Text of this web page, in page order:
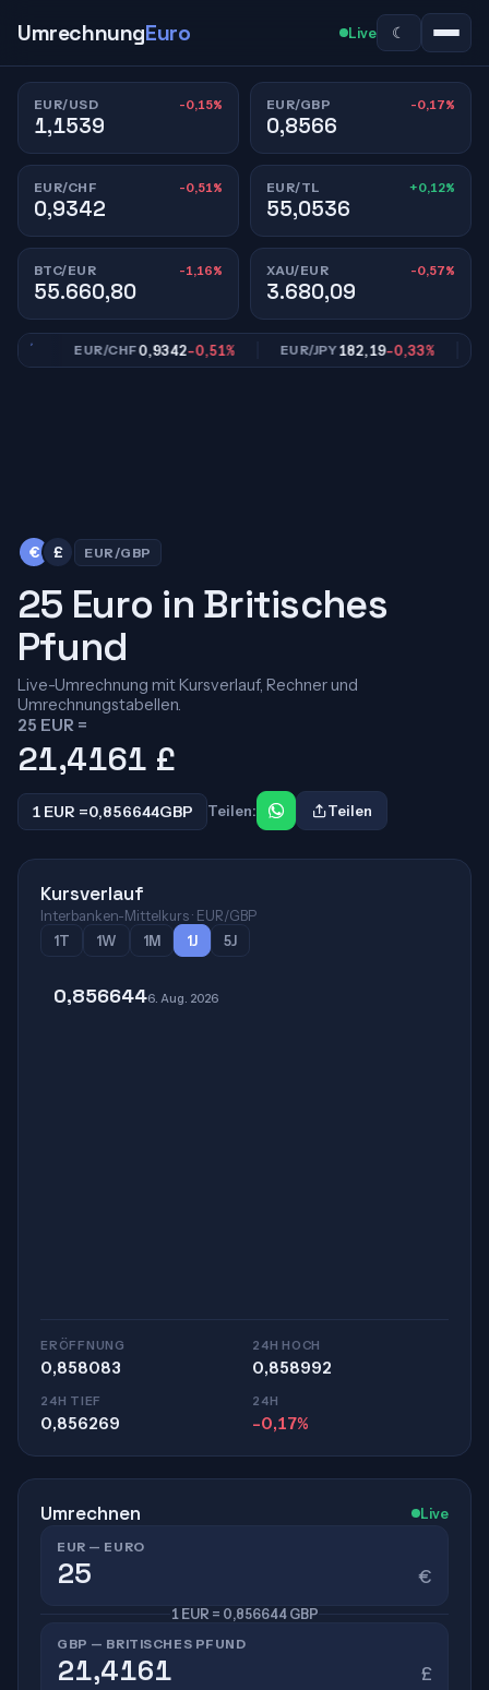
UmrechnungEuro Live ☾
EUR/USD -0,15%
1,1539
EUR/GBP -0,17%
0,8566
EUR/CHF -0,51%
0,9342
EUR/TL +0,12%
55,0536
BTC/EUR -1,16%
55.660,80
XAU/EUR -0,57%
3.680,09
EUR/CHF0,9342-0,51% EUR/JPY182,19-0,33%
€ £ EUR/GBP
25 Euro in Britisches
Pfund
Live-Umrechnung mit Kursverlauf, Rechner und
Umrechnungstabellen.
25 EUR =
21,4161 £
1 EUR =0,856644GBP Teilen: Teilen
Kursverlauf
Interbanken-Mittelkurs · EUR/GBP
1T
1W 1M 1J 5J
0,8566446. Aug. 2026
ERÖFFNUNG
0,858083
24H HOCH
0,858992
24H TIEF
0,856269
24H
-0,17%
Umrechnen Live
EUR — EURO
€
1 EUR = 0,856644 GBP
GBP — BRITISCHES PFUND
£